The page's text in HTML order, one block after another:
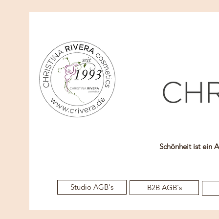
Schönheit ist ein
Studio AGB's B2B AGB's